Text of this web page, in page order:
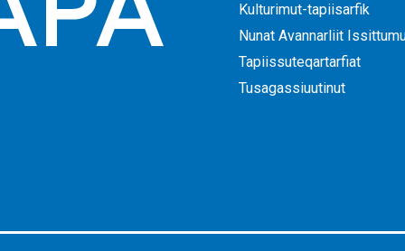
Kulturimut-tapiisarfik
Nunat Avannarliit
Tapiissuteqartarfiat
Tusagassiuutinut